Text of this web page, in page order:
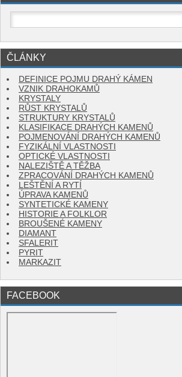
ČLÁNKY
DEFINICE POJMU DRAHÝ KÁMEN
VZNIK DRAHOKAMŮ
KRYSTALY
RŮST KRYSTALŮ
STRUKTURY KRYSTALŮ
KLASIFIKACE DRAHÝCH KAMENŮ
POJMENOVÁNÍ DRAHÝCH KAMENŮ
FYZIKÁLNÍ VLASTNOSTI
OPTICKÉ VLASTNOSTI
NALEZIŠTĚ A TĚŽBA
ZPRACOVÁNÍ DRAHÝCH KAMENŮ
LEŠTĚNÍ A RYTÍ
ÚPRAVA KAMENŮ
SYNTETICKÉ KAMENY
HISTORIE A FOLKLOR
BROUŠENÉ KAMENY
DIAMANT
SFALERIT
PYRIT
MARKAZIT
FACEBOOK